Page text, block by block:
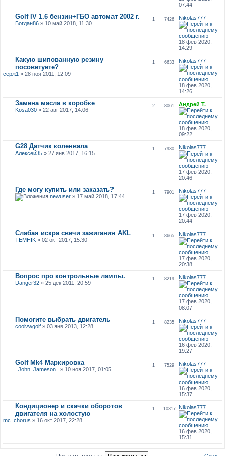
07:44
Golf IV 1.6 бензин+ГБО автомат 2002 г.
Богдан86» 10 май 2018, 11:30
1 7426 Nikolas777
18 фев 2020,
14:29
Какую шипованную резину
посоветуете?
серж1 » 28 ноя 2011, 12:09
1 6633 Nikolas777
18 фев 2020,
14:26
Замена масла в коробке
Kosa030» 22 авг 2017, 14:06
2 8061 Андрей Т.
18 фев 2020,
09:22
G28 Датчик коленвала
Алексей35» 27 янв 2017, 16:15
1 7930 Nikolas777
17 фев 2020,
20:46
Где могу купить или заказать?
newuser» 17 май 2018, 17:44
1 7901 Nikolas777
17 фев 2020,
20:44
Слабая искра свечи зажигания AKL
TEMHIK» 02 окт 2017, 15:30
1 8665 Nikolas777
17 фев 2020,
20:38
Вопрос про контрольные лампы.
Danger32» 25 дек 2011, 20:59
1 8219 Nikolas777
17 фев 2020,
08:07
Помогите выбрать двигатель
coolvwgolf» 03 янв 2013, 12:28
1 8235 Nikolas777
16 фев 2020,
19:27
Golf Mk4 Маркировка
_John_Jameson_ » 10 ноя 2017, 01:05
1 7529 Nikolas777
16 фев 2020,
15:37
Кондиционер и скачки оборотов
двигателя на холостую
mc_chorus » 16 окт 2017, 22:28
1 10317 Nikolas777
16 фев 2020,
15:31